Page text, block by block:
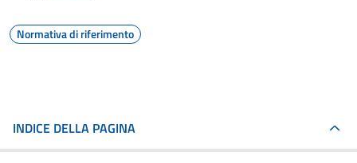
Normativa di riferimento
INDICE DELLA PAGINA